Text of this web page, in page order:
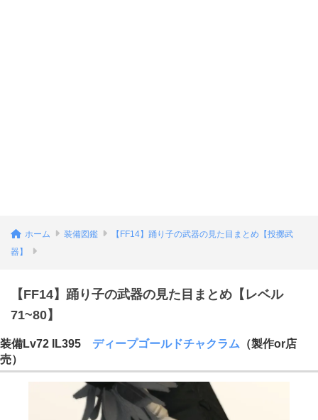
ホーム 装備図鑑
【FF14】踊り子の武器の見た目まとめ【投擲武
器】
【FF14】踊り子の武器の見た目まとめ【レベル
71~80】
装備Lv72 IL395 ディープゴールドチャクラム （製作or店
売）